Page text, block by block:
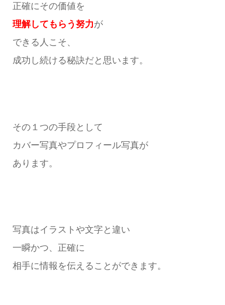
正確にその価値を
理解してもらう努力が
できる人こそ、
成功し続ける秘訣だと思います。
その１つの手段として
カバー写真やプロフィール写真が
あります。
写真はイラストや文字と違い
一瞬かつ、正確に
相手に情報を伝えることができます。